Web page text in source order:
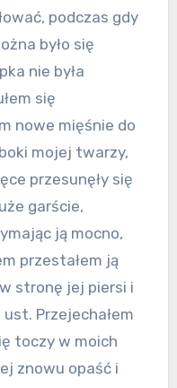
podczas gdy
było się
nie była
się
nowe mięśnie do
mojej twarzy,
przesunęły się
garście,
ją mocno,
przestałem ją
stronę jej piersi i
Przejechałem
toczy w moich
znowu opaść i